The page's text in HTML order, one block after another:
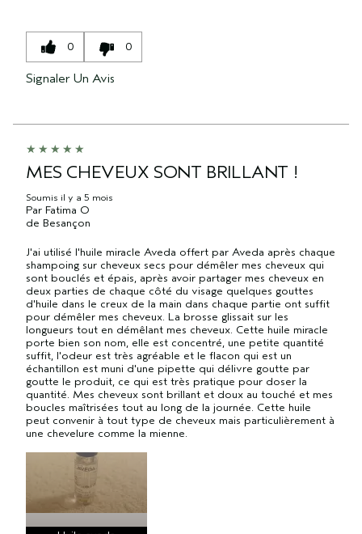
0 0
Signaler Un Avis
MES CHEVEUX SONT BRILLANT !
Soumis il y a 5 mois
Par Fatima O
de Besançon
J'ai utilisé l'huile miracle Aveda offert par Aveda après chaque
shampoing sur cheveux secs pour démêler mes cheveux qui
sont bouclés et épais, après avoir partager mes cheveux en
deux parties de chaque côté du visage quelques gouttes
d'huile dans le creux de la main dans chaque partie ont suffit
pour démêler mes cheveux. La brosse glissait sur les
longueurs tout en démêlant mes cheveux. Cette huile miracle
porte bien son nom, elle est concentré, une petite quantité
suffit, l'odeur est très agréable et le flacon qui est un
échantillon est muni d'une pipette qui délivre goutte par
goutte le produit, ce qui est très pratique pour doser la
quantité. Mes cheveux sont brillant et doux au touché et mes
boucles maîtrisées tout au long de la journée. Cette huile
peut convenir à tout type de cheveux mais particulièrement à
une chevelure comme la mienne.